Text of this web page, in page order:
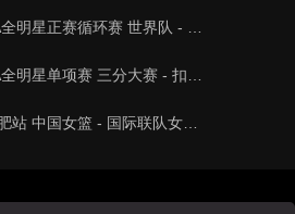
循环赛 世界队 - 美国新星队 全场录像
项赛 三分大赛 - 扣篮大赛 全场录像
国女篮 - 国际联队女篮 全场录像